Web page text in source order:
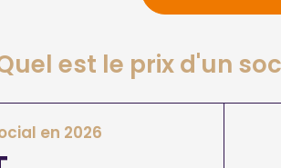
est le prix d'un
en 2026